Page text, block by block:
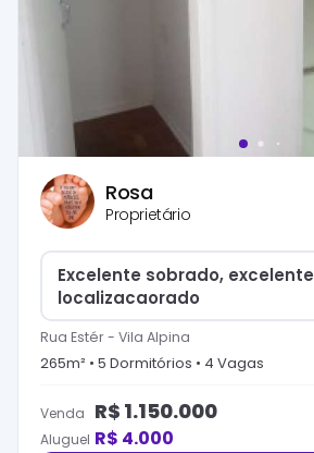
Rosa
Proprietário
Excelente sobrado, excelente
localizacaorado
Rua Estér- Vila Alpina
265m² • 5 Dormitórios • 4 Vagas
Venda R$ 1.150.000
Aluguel R$ 4.000